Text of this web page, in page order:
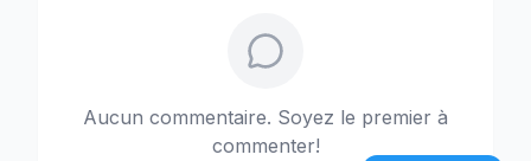
Aucun commentaire. Soyez le premier à
commenter!